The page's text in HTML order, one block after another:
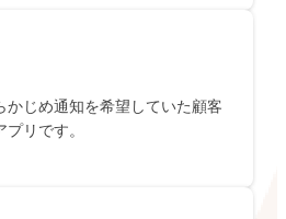
かじめ通知を希望していた顧客
リです。